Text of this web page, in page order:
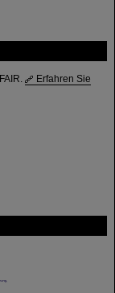
Erfahren Sie